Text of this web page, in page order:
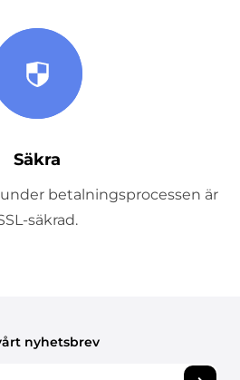
Säkra
betalningsprocessen är
säkrad.
nyhetsbrev